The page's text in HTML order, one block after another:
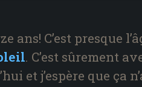
ans! C’est presque
. C’est sûrement
et j’espère que ça